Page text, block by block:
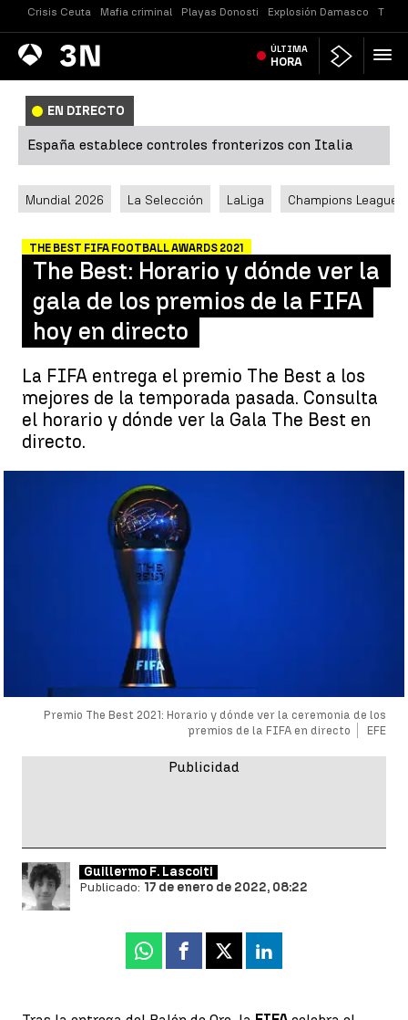
Crisis Ceuta Mafia criminal Playas Donosti Explosión Damasco
Antena
3 Noticias ÚLTIMA
HORA
EN DIRECTO
España establece controles fronterizos con Italia
Mundial 2026 La Selección LaLiga Champions League
THE BEST FIFA FOOTBALL AWARDS 2021
The Best: Horario y dónde ver la
gala de los premios de la FIFA
hoy en directo
La FIFA entrega el premio The Best a los
mejores de la temporada pasada. Consulta
el horario y dónde ver la Gala The Best en
directo.
Premio The Best 2021: Horario y dónde ver la ceremonia de los
premios de la FIFA en directo
EFE
Guillermo F. Lascoiti
Publicado: 17 de enero de 2022, 08:22
Whatsapp
Facebook
X Linkedin